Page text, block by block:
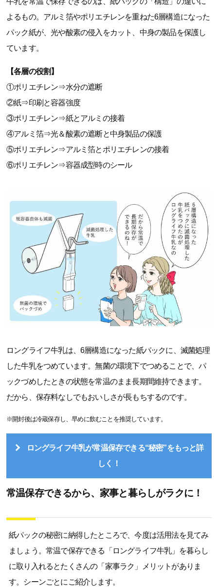
よるもの。アルミ箔やポリエチレンを重ねた6層構造になった
パック紙が、光や酸素の侵入をカット、中身の製品を保護し
ています。
【各層の役割】
①ポリエチレン⇒水分の遮断
②紙⇒印刷と容器強度
③ポリエチレン⇒紙とアルミの接着
④アルミ箔⇒光＆酸素の遮断と中身製品の保護
⑤ポリエチレン⇒アルミ箔とポリエチレンの接着
⑥ポリエチレン⇒容器成型時のシール
ロングライフ牛乳は、6層構造になった紙パックに、滅菌処理
した牛乳をつめています。無菌の環境下でつめることで、パ
ックづめしたときの状態を常温のまま長期間維持できます。
だから、保存料なしでもおいしさが長もちするのです。
※開封後は冷蔵保存し、早めに飲むことを推奨しています。
ロングライフ牛乳が常温保存できる“秘密”をもっと詳
しく！
常温保存できるから、家事と暮らしがラクに！
紙パックの秘密に納得したところで、今度は活用法を見てみ
ましょう。常温で保存できる「ロングライフ牛乳」を暮らし
に取り入れるとたくさんの「家事ラク」メリットがありま
す。シーンごとにご紹介します。